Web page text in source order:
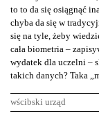
to to da się osiągnąć
chyba da się w
się na tyle, żeby
cała biometria –
wydatek dla uczelni –
takich danych? Taka
wścibski urząd